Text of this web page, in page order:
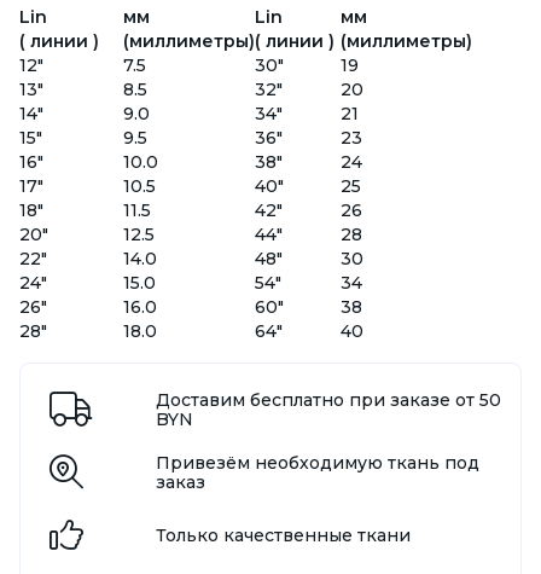
Lin
мм Lin
мм
( линии )
(миллиметры)( линии ) (миллиметры)
12"
7.5 30"
19
13"
8.5 32"
20
14"
9.0 34"
21
15"
9.5 36"
23
16"
10.0 38"
24
17"
10.5 40"
25
18"
11.5 42"
26
20"
12.5 44"
28
22"
14.0 48"
30
24"
15.0 54"
34
26"
16.0 60"
38
28"
18.0 64" 40
Доставим бесплатно при заказе от 50
BYN
Привезём необходимую ткань под
заказ
Только качественные ткани